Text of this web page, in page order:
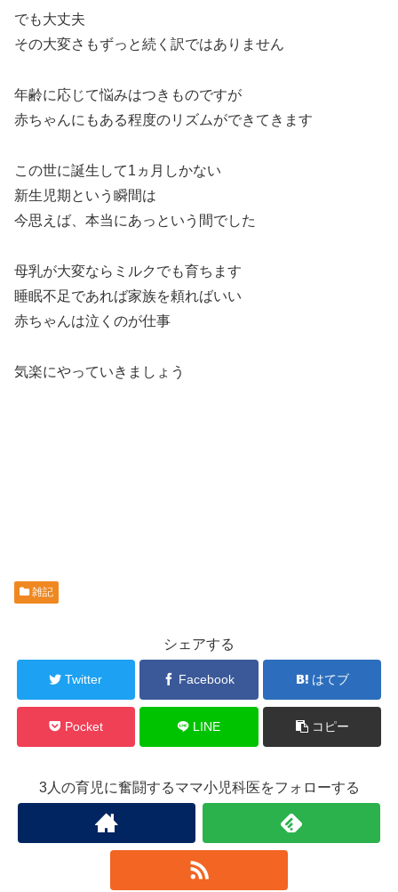
でも大丈夫
その大変さもずっと続く訳ではありません
年齢に応じて悩みはつきものですが
赤ちゃんにもある程度のリズムができてきます
この世に誕生して1ヵ月しかない
新生児期という瞬間は
今思えば、本当にあっという間でした
母乳が大変ならミルクでも育ちます
睡眠不足であれば家族を頼ればいい
赤ちゃんは泣くのが仕事
気楽にやっていきましょう
雑記
シェアする
Twitter Facebook はてブ
Pocket LINE コピー
3人の育児に奮闘するママ小児科医をフォローする